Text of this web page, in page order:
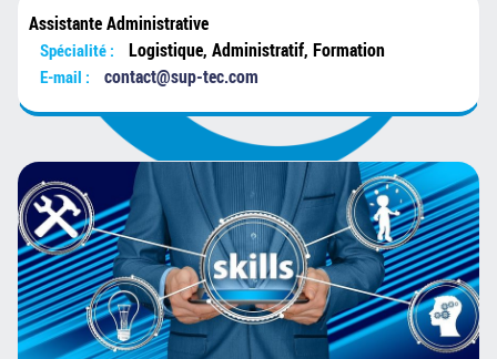
Assistante Administrative
Spécialité : Logistique, Administratif, Formation
E-mail : contact@sup-tec.com